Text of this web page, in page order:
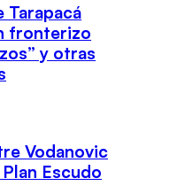
Tarapacá
fronterizo
y otras
Vodanovic
Escudo